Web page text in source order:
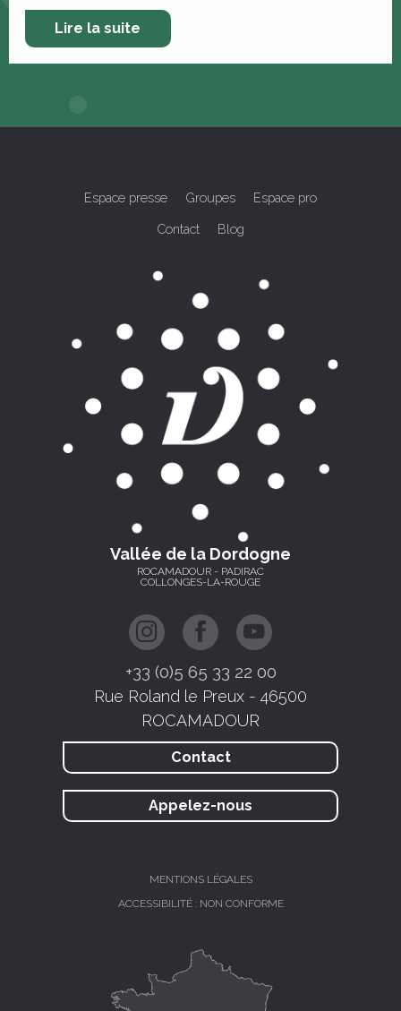
Lire la suite
Espace presse Groupes Espace pro
Contact Blog
Vallée de la Dordogne
ROCAMADOUR - PADIRAC
COLLONGES-LA-ROUGE
+33 (0)5 65 33 22 00
Rue Roland le Preux - 46500
ROCAMADOUR
Contact
Appelez-nous
MENTIONS LÉGALES
ACCESSIBILITÉ : NON CONFORME